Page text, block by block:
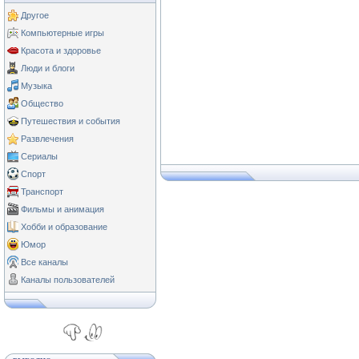
Другое
Компьютерные игры
Красота и здоровье
Люди и блоги
Музыка
Общество
Путешествия и события
Развлечения
Сериалы
Спорт
Транспорт
Фильмы и анимация
Хобби и образование
Юмор
Все каналы
Каналы пользователей